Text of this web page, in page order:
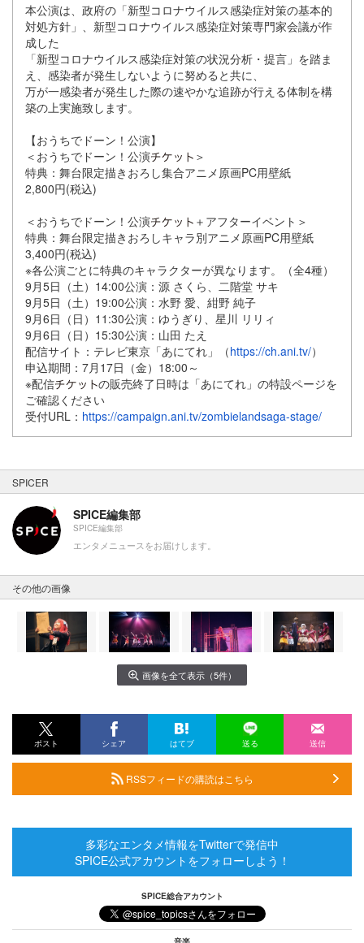
本公演は、政府の「新型コロナウイルス感染症対策の基本的
対処方針」、新型コロナウイルス感染症対策専門家会議が作
成した
「新型コロナウイルス感染症対策の状況分析・提言」を踏ま
え、感染者が発生しないように努めると共に、
万が一感染者が発生した際の速やかな追跡が行える体制を構
築の上実施致します。
【おうちでドーン！公演】
＜おうちでドーン！公演
＞
特典：舞台限定描きおろし集合アニメ原画PC用壁紙
2,800円(税込)
＜おうちでドーン！公演
＋アフターイベント＞
特典：舞台限定描きおろしキャラ別アニメ原画PC用壁紙
3,400円(税込)
※各公演ごとに特典のキャラクターが異なります。（全4種）
9月5日（土）14:00公演：源 さくら、二階堂 サキ
9月5日（土）19:00公演：水野 愛、紺野 純子
9月6日（日）11:30公演：ゆうぎり、星川 リリィ
9月6日（日）15:30公演：山田 たえ
配信サイト：テレビ東京「あにてれ」（https://ch.ani.tv/）
申込期間：7月17日（金）18:00～
※配信
の販売終了日時は「あにてれ」の特設ページを
ご確認ください
受付URL： https://campaign.ani.tv/zombielandsaga-stage/
SPICER
SPICE編集部
SPICE編集部
エンタメニュースをお届けします。
その他の画像
画像を全て表示（5件）
ポスト シェア はてブ 送る 送信
RSSフィードの購読はこちら
多彩なエンタメ情報をTwitterで発信中
SPICE公式アカウントをフォローしよう！
SPICE総合アカウント